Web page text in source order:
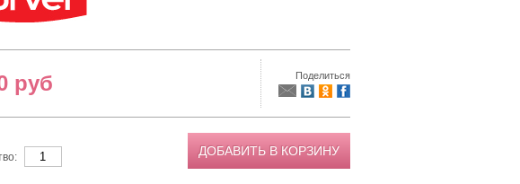
руб Поделиться
ДОБАВИТЬ В КОРЗИНУ